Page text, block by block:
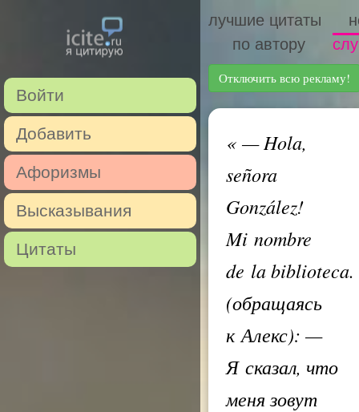
Войти
Добавить
Афоризмы
Высказывания
Цитаты
лучшие цитаты
по автору
Отключить всю рекламу!
«— Hola,
señora
González!
Mi nombre
de la biblioteca.
(обращаясь
к Алекс): —
Я сказал, что
меня зовут